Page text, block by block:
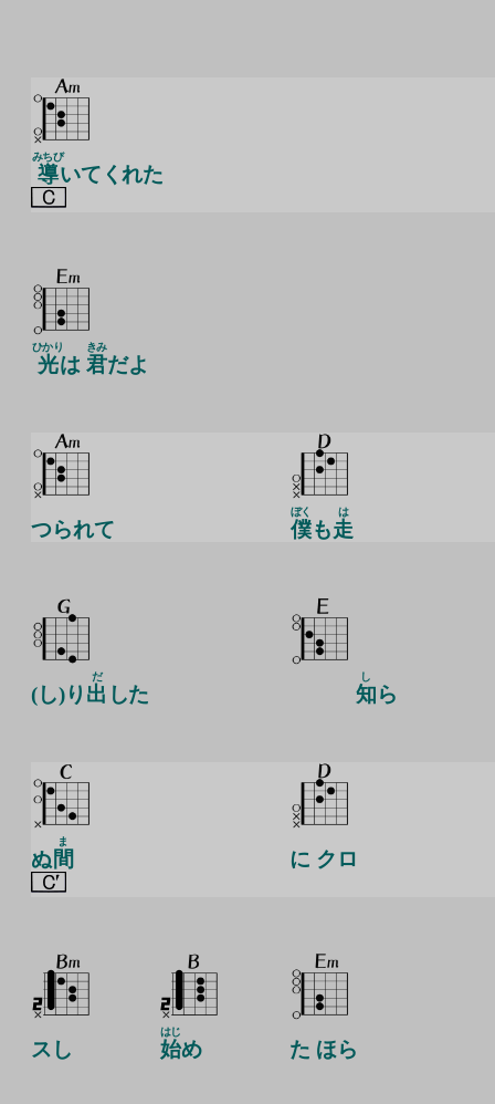
導
みちび
いてくれた
光
ひかり
は 君
きみ
だよ
つられて 僕
ぼく
も走
は
(し)り 出
だ
した 知
し
ら
ぬ 間
ま
に クロ
スし 始
はじ
め た ほら